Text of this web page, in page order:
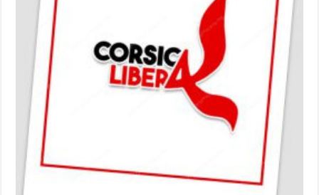
candidats
présents
au
second
tour »
–
#Corse